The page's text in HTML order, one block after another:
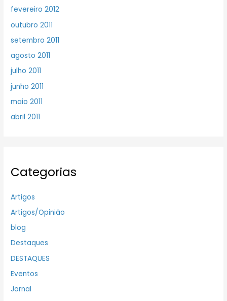
fevereiro 2012
outubro 2011
setembro 2011
agosto 2011
julho 2011
junho 2011
maio 2011
abril 2011
Categorias
Artigos
Artigos/Opinião
blog
Destaques
DESTAQUES
Eventos
Jornal